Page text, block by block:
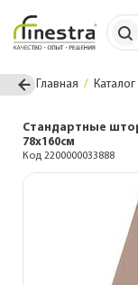
Главная Каталог
Стандартные
78x160см
Код 2200000033888